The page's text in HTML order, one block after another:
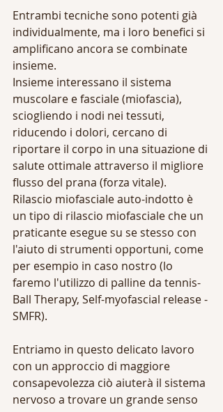
Entrambi tecniche sono potenti già
individualmente, ma i loro benefici si
amplificano ancora se combinate
insieme.
Insieme interessano il sistema
muscolare e fasciale (miofascia),
sciogliendo i nodi nei tessuti,
riducendo i dolori, cercano di
riportare il corpo in una situazione di
salute ottimale attraverso il migliore
flusso del prana (forza vitale).
Rilascio miofasciale auto-indotto è
un tipo di rilascio miofasciale che un
praticante esegue su se stesso con
l'aiuto di strumenti opportuni, come
per esempio in caso nostro (lo
faremo l'utilizzo di palline da tennis-
Ball Therapy, Self-myofascial release -
SMFR).
Entriamo in questo delicato lavoro
con un approccio di maggiore
consapevolezza ciò aiuterà il sistema
nervoso a trovare un grande senso